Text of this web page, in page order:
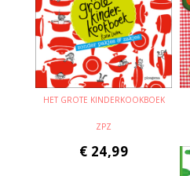
HET GROTE KINDERKOOKBOEK
ZPZ
€ 24,99